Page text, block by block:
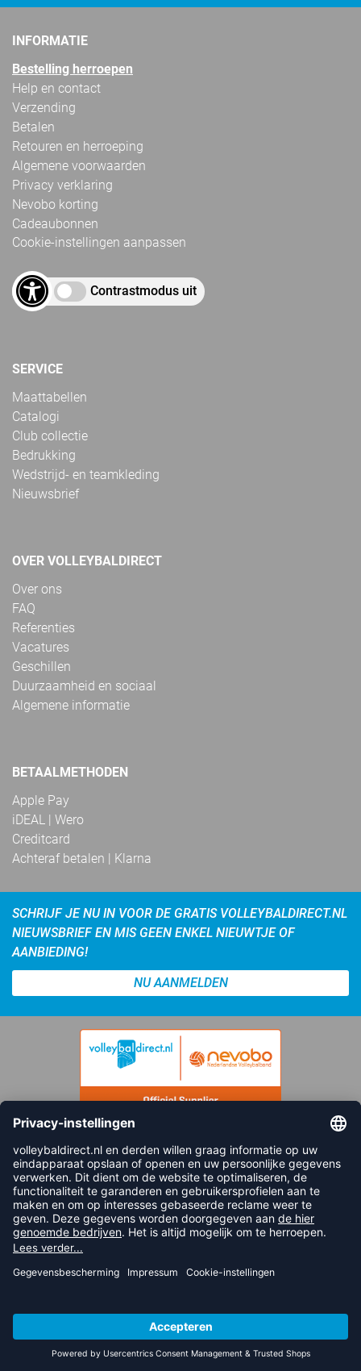
INFORMATIE
Bestelling herroepen
Help en contact
Verzending
Betalen
Retouren en herroeping
Algemene voorwaarden
Privacy verklaring
Nevobo korting
Cadeaubonnen
Cookie-instellingen aanpassen
Contrastmodus uit
SERVICE
Maattabellen
Catalogi
Club collectie
Bedrukking
Wedstrijd- en teamkleding
Nieuwsbrief
OVER VOLLEYBALDIRECT
Over ons
FAQ
Referenties
Vacatures
Geschillen
Duurzaamheid en sociaal
Algemene informatie
BETAALMETHODEN
Apple Pay
iDEAL | Wero
Creditcard
Achteraf betalen | Klarna
SCHRIJF JE NU IN VOOR DE GRATIS VOLLEYBALDIRECT.NL
NIEUWSBRIEF EN MIS GEEN ENKEL NIEUWTJE OF
AANBIEDING!
NU AANMELDEN
FOLLOW US